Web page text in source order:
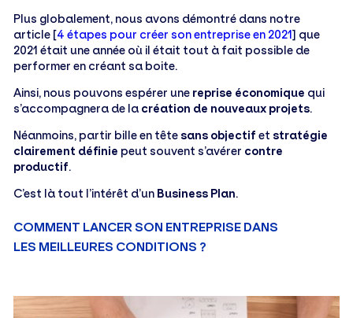
Plus globalement, nous avons démontré dans notre
article [4 étapes pour créer son entreprise en 2021] que
2021 était une année où il était tout à fait possible de
performer en créant sa boite.
Ainsi, nous pouvons espérer une reprise économique qui
s’accompagnera de la création de nouveaux projets.
Néanmoins, partir bille en tête sans objectif et stratégie
clairement définie peut souvent s’avérer contre
productif.
C’est là tout l’intérêt d’un Business Plan.
COMMENT LANCER SON ENTREPRISE DANS
LES MEILLEURES CONDITIONS ?